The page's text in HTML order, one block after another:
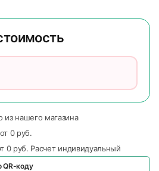
из нашего магазина
от 0 руб.
0 руб. Расчет индивидуальный
QR-коду